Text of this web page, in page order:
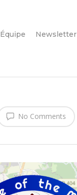
Équipe Newsletter
No Comments